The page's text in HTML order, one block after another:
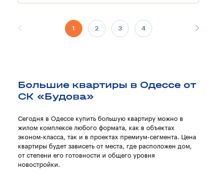
1 2 3 4
Большие квартиры в Одессе от
СК «Будова»
Сегодня в Одессе купить большую квартиру можно в
жилом комплексе любого формата, как в объектах
эконом-класса, так и в проектах премиум-сегмента. Цена
квартиры будет зависеть от места, где расположен дом,
от степени его готовности и общего уровня
новостройки.